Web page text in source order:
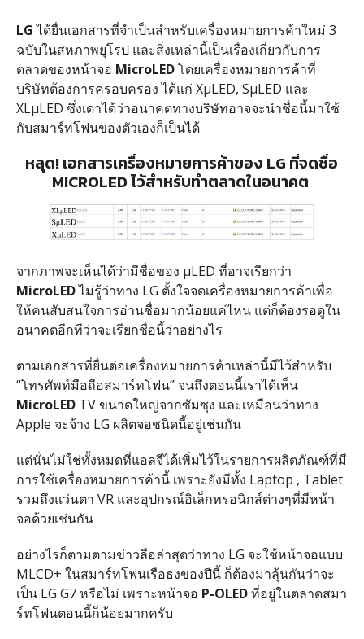
LGได้ยื่นเอกสารที่จำเป็นสำหรับเครื่องหมายการค้าใหม่ 3
ฉบับในสหภาพยุโรป และสิ่งเหล่านี้เป็นเรื่องเกี่ยวกับการ
ตลาดของหน้าจอ MicroLEDโดยเครื่องหมายการค้าที่
บริษัทต้องการครอบครอง ได้แก่ XμLED, SμLED และ
XLμLED ซึ่งเดาได้ว่าอนาคตทางบริษัทอาจจะนำชื่อนี้มาใช้
กับสมาร์ทโฟนของตัวเองก็เป็นได้
หลุด! เอกสารเครื่องหมายการค้าของ LG ที่จดชื่อ
MICROLED ไว้สำหรับทำตลาดในอนาคต
จากภาพจะเห็นได้ว่ามีชื่อของ μLED ที่อาจเรียกว่า
MicroLEDไม่รู้ว่าทาง LG ตั้งใจจดเครื่องหมายการค้าเพื่อ
ให้คนสับสนใจการอ่านชื่อมากน้อยแค่ไหน แต่ก็ต้องรอดูใน
อนาคตอีกทีว่าจะเรียกชื่อนี้ว่าอย่างไร
ตามเอกสารที่ยื่นต่อเครื่องหมายการค้าเหล่านี้มีไว้สำหรับ
“โทรศัพท์มือถือสมาร์ทโฟน” จนถึงตอนนี้เราได้เห็น
MicroLEDTV ขนาดใหญ่จากซัมซุง และเหมือนว่าทาง
Apple จะจ้าง LG ผลิตจอชนิดนี้อยู่เช่นกัน
แต่นั่นไม่ใช่ทั้งหมดที่แอลจีได้เพิ่มไว้ในรายการผลิตภัณฑ์ที่มี
การใช้เครื่องหมายการค้านี้ เพราะยังมีทั้ง Laptop , Tablet
รวมถึงแว่นตา VR และอุปกรณ์อิเล็กทรอนิกส์ต่างๆที่มีหน้า
จอด้วยเช่นกัน
อย่างไรก็ตามตามข่าวลือล่าสุดว่าทาง LG จะใช้หน้าจอแบบ
MLCD+ ในสมาร์ทโฟนเรือธงของปีนี้ ก็ต้องมาลุ้นกันว่าจะ
เป็น LG G7 หรือไม่ เพราะหน้าจอ P-OLEDที่อยู่ในตลาดสมา
ร์ทโฟนตอนนี้ก็น้อยมากครับ